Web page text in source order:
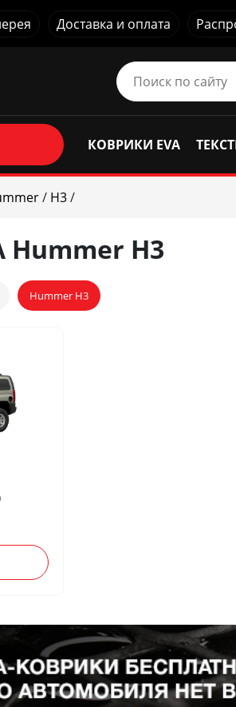
Доставка и оплата
КОВРИКИ EVA
/ H3/
Hummer H3
Hummer H3